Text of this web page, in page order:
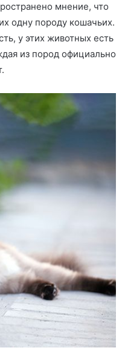
мнение, что
одну породу кошачьих.
у этих животных есть
из пород официально